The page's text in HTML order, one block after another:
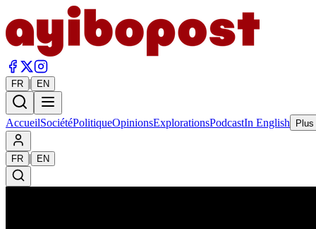
FR | EN
AccueilSociétéPolitiqueOpinionsExplorationsPodcastIn English Plus
FR | EN